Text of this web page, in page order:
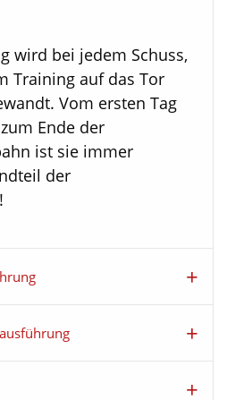
wird bei jedem Schuss,
Training auf das Tor
Vom ersten Tag
Ende der
ist sie immer
der